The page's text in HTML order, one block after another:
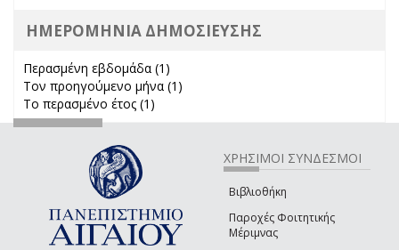
ΗΜΕΡΟΜΗΝΙΑ ΔΗΜΟΣΙΕΥΣΗΣ
Περασμένη εβδομάδα (1)
Τον προηγούμενο μήνα (1)
Το περασμένο έτος (1)
ΧΡΗΣΙΜΟΙ ΣΥΝΔΕΣΜΟΙ
Βιβλιοθήκη
Παροχές Φοιτητικής
Μέριμνας